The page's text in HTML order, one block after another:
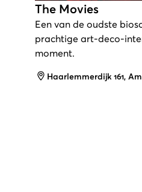
The Movies
Een van de oudste
prachtige art-deco-
moment.
Adres
Haarlemmerdijk 161,